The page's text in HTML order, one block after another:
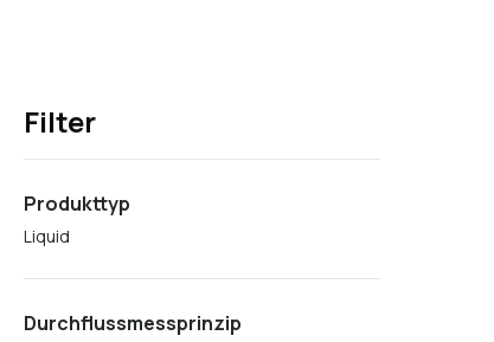
Filter
Produkttyp
Liquid
Durchflussmessprinzip